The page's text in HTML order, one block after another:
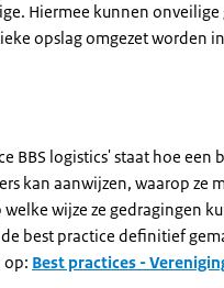
Hiermee kunnen
opslag omgezet worden
BBS logistics' staat hoe
kan aanwijzen, waarop ze
wijze ze gedragingen
best practice definitief
op: Best practices -